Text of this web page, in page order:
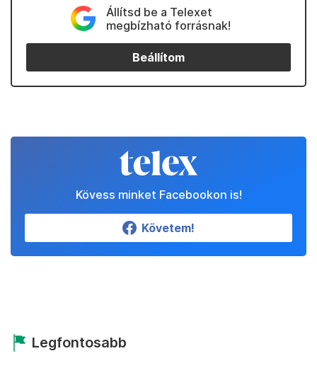
Állítsd be a Telexet
megbízható forrásnak!
Beállítom
Kövess minket Facebookon is!
Követem!
Legfontosabb